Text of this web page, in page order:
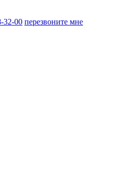
32-00 перезвоните мне